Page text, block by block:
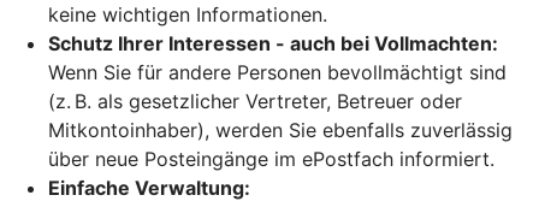
keine wichtigen Informationen.
Schutz Ihrer Interessen - auch bei Vollmachten:
Wenn Sie für andere Personen bevollmächtigt sind
(z. B. als gesetzlicher Vertreter, Betreuer oder
Mitkontoinhaber), werden Sie ebenfalls zuverlässig
über neue Posteingänge im ePostfach informiert.
Einfache Verwaltung: